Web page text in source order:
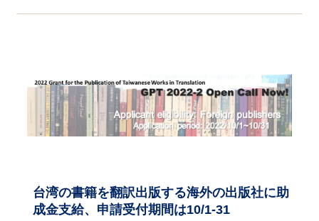
台湾の書籍を翻訳出版する海外の出版社に助
成金支給、申請受付期間は10/1-31